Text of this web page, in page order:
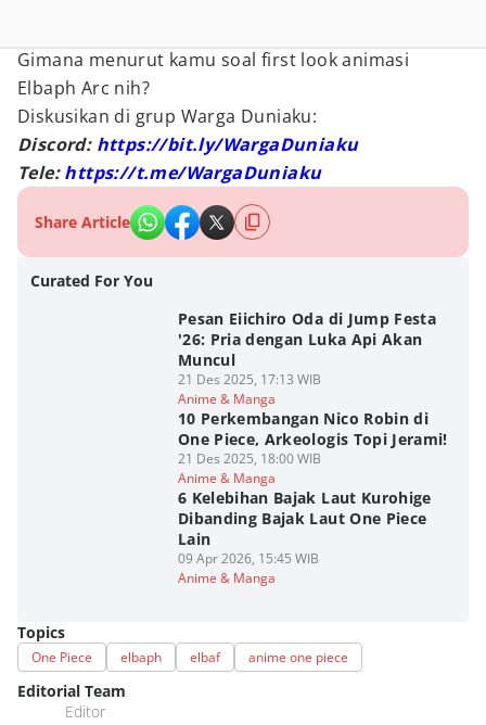
Gimana menurut kamu soal first look animasi
Elbaph Arc nih?
Diskusikan di grup Warga Duniaku:
Discord: https://bit.ly/WargaDuniaku
Tele:https://t.me/WargaDuniaku
Share Article
Curated For You
Pesan Eiichiro Oda di Jump Festa
'26: Pria dengan Luka Api Akan
Muncul
21 Des 2025, 17:13 WIB
Anime & Manga
10 Perkembangan Nico Robin di
One Piece, Arkeologis Topi Jerami!
21 Des 2025, 18:00 WIB
Anime & Manga
6 Kelebihan Bajak Laut Kurohige
Dibanding Bajak Laut One Piece
Lain
09 Apr 2026, 15:45 WIB
Anime & Manga
Topics
One Piece elbaph elbaf anime one piece
Editorial Team
Editor